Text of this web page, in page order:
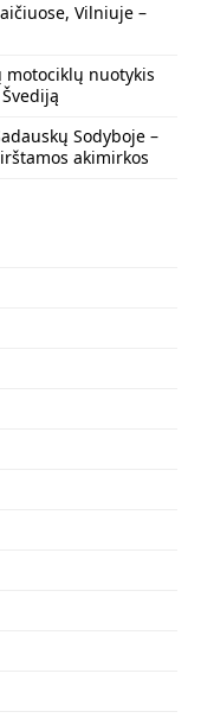
Vilniuje –
motociklų nuotykis
Sodyboje –
akimirkos